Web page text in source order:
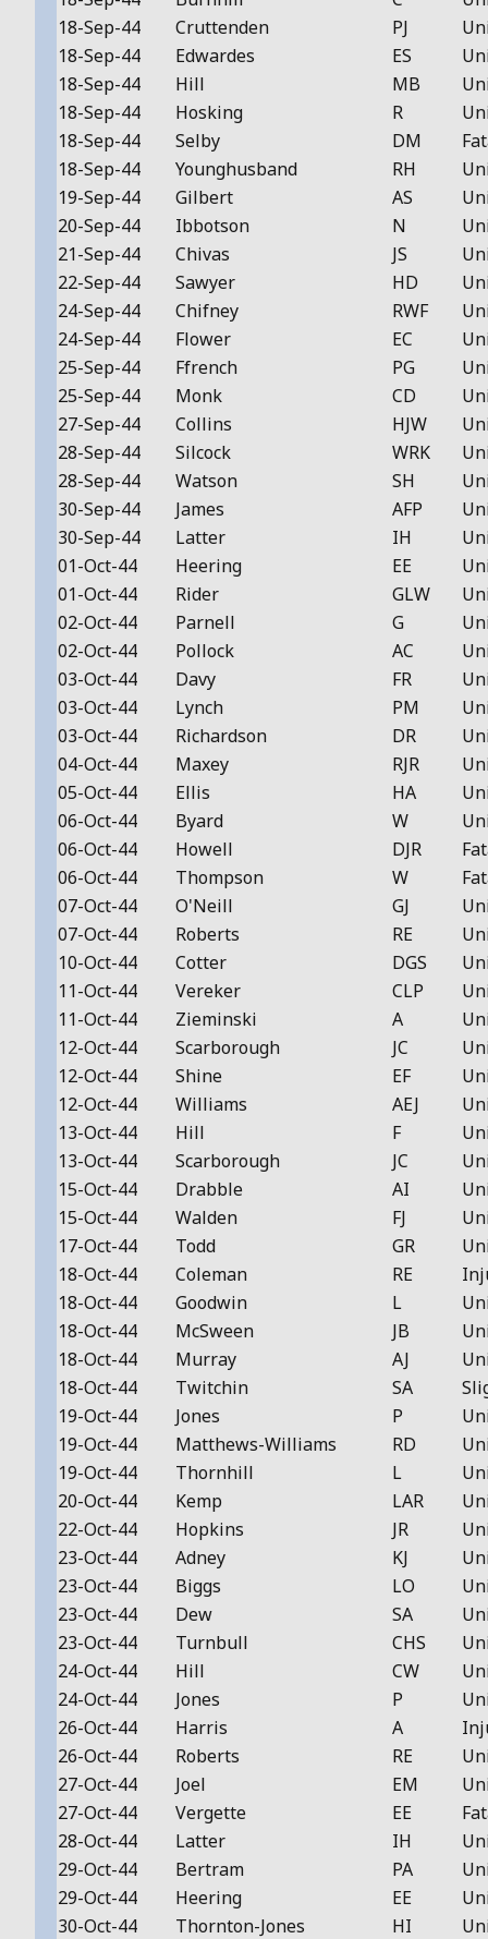
18-Sep-44
Cruttenden PJ
18-Sep-44
Edwardes ES
18-Sep-44
Hill MB
18-Sep-44
Hosking R
18-Sep-44
Selby DM
18-Sep-44
Younghusband RH
19-Sep-44
Gilbert AS
20-Sep-44
Ibbotson N
21-Sep-44
Chivas JS
22-Sep-44
Sawyer HD
24-Sep-44
Chifney RWF
24-Sep-44
Flower EC
25-Sep-44
Ffrench PG
25-Sep-44
Monk CD
27-Sep-44
Collins HJW
28-Sep-44
Silcock WRK
28-Sep-44
Watson SH
30-Sep-44
James AFP
30-Sep-44
Latter IH
01-Oct-44
Heering EE
01-Oct-44
Rider GLW
02-Oct-44
Parnell G
02-Oct-44
Pollock AC
03-Oct-44
Davy FR
03-Oct-44
Lynch PM
03-Oct-44
Richardson DR
04-Oct-44
Maxey RJR
05-Oct-44
Ellis HA
06-Oct-44
Byard W
06-Oct-44
Howell DJR
06-Oct-44
Thompson W
07-Oct-44
O'Neill GJ
07-Oct-44
Roberts RE
10-Oct-44
Cotter DGS
11-Oct-44
Vereker CLP
11-Oct-44
Zieminski A
12-Oct-44
Scarborough JC
12-Oct-44
Shine EF
12-Oct-44
Williams AEJ
13-Oct-44
Hill F
13-Oct-44
Scarborough JC
15-Oct-44
Drabble AI
15-Oct-44
Walden FJ
17-Oct-44
Todd GR
18-Oct-44
Coleman RE
18-Oct-44
Goodwin L
18-Oct-44
McSween JB
18-Oct-44
Murray AJ
18-Oct-44
Twitchin SA
19-Oct-44
Jones P
19-Oct-44
Matthews-Williams RD
19-Oct-44
Thornhill L
20-Oct-44
Kemp LAR
22-Oct-44
Hopkins JR
23-Oct-44
Adney KJ
23-Oct-44
Biggs LO
23-Oct-44
Dew SA
23-Oct-44
Turnbull CHS
24-Oct-44
Hill CW
24-Oct-44
Jones P
26-Oct-44
Harris A
26-Oct-44
Roberts RE
27-Oct-44
Joel EM
27-Oct-44
Vergette EE
28-Oct-44
Latter IH
29-Oct-44
Bertram PA
29-Oct-44
Heering EE
30-Oct-44
Thornton-Jones HI